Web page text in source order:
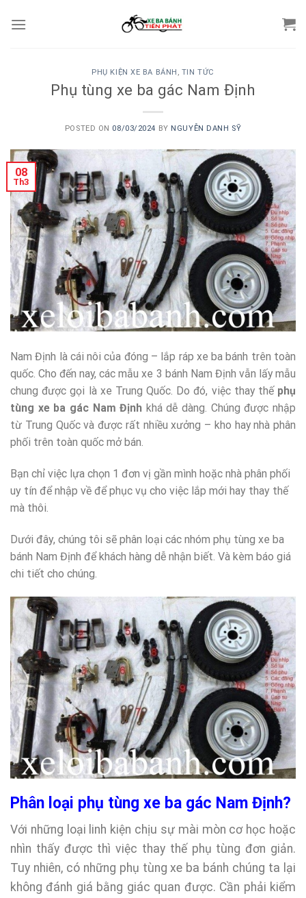
PHỤ KIỆN XE BA BÁNH , TIN TỨC
Phụ tùng xe ba gác Nam Định
POSTED ON 08/03/2024 BY NGUYỄN DANH SỸ
08
Th3
Nam Định là cái nôi của đóng – lắp ráp xe ba bánh trên toàn
quốc. Cho đến nay, các mẫu xe 3 bánh Nam Định vẫn lấy mẫu
chung được gọi là xe Trung Quốc. Do đó, việc thay thế phụ
tùng xe ba gác Nam Định khá dễ dàng. Chúng được nhập
từ Trung Quốc và được rất nhiều xưởng – kho hay nhà phân
phối trên toàn quốc mở bán.
Bạn chỉ việc lựa chọn 1 đơn vị gần mình hoặc nhà phân phối
uy tín để nhập về để phục vụ cho việc lắp mới hay thay thế
mà thôi.
Dưới đây, chúng tôi sẽ phân loại các nhóm phụ tùng xe ba
bánh Nam Định để khách hàng dễ nhận biết. Và kèm báo giá
chi tiết cho chúng.
Phân loại phụ tùng xe ba gác Nam Định?
Với những loại linh kiện chịu sự mài mòn cơ học hoặc
nhìn thấy được thì việc thay thế phụ tùng đơn giản.
Tuy nhiên, có những phụ tùng xe ba bánh chúng ta lại
không đánh giá bằng giác quan được. Cần phải kiểm